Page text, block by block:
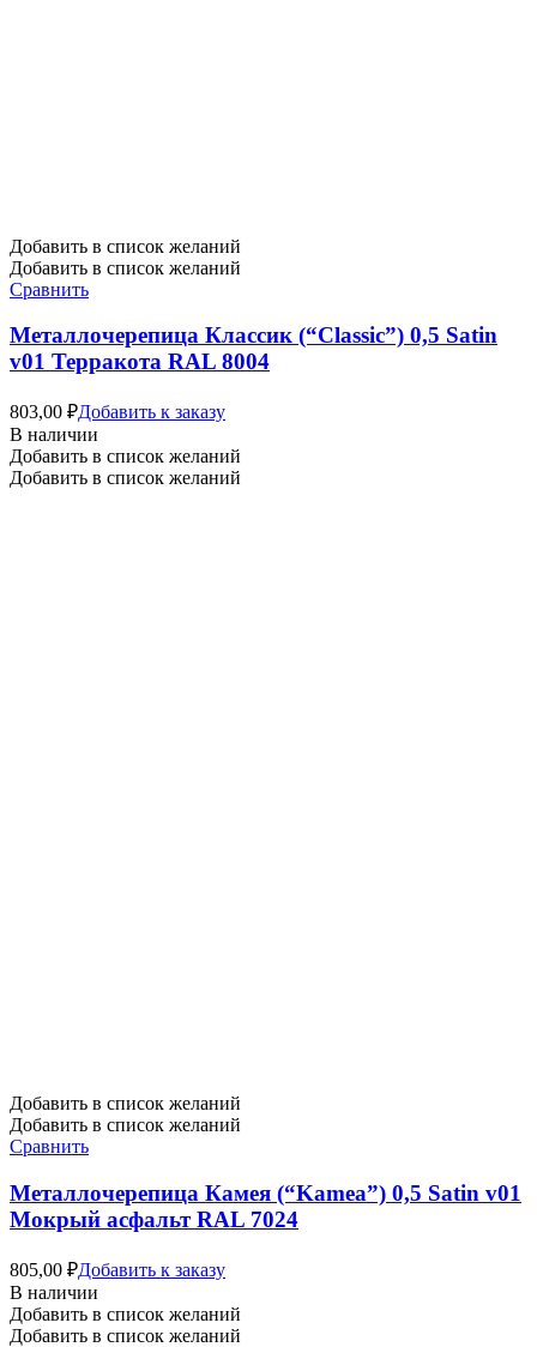
Добавить в список желаний
Добавить в список желаний
Сравнить
Металлочерепица Классик (“Classic”) 0,5 Satin
v01 Терракота RAL 8004
803,00 ₽Добавить к заказу
В наличии
Добавить в список желаний
Добавить в список желаний
Добавить в список желаний
Добавить в список желаний
Сравнить
Металлочерепица Камея (“Kamea”) 0,5 Satin v01
Мокрый асфальт RAL 7024
805,00 ₽Добавить к заказу
В наличии
Добавить в список желаний
Добавить в список желаний